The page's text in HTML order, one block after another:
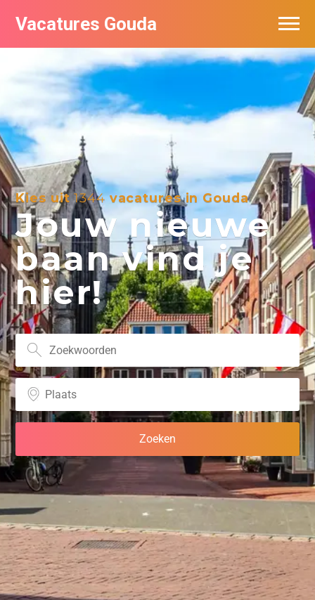
Vacatures Gouda
Kies uit1344vacatures in Gouda
Jouw nieuwe
baan vind je
hier!
Vacatures per bedrijf in Gouda
De populairste vacatures in Gouda